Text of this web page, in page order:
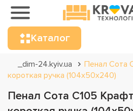
Каталог
_dim-24.kyiv.ua
Пенал Сота
короткая ручка (104х50х240)
Пенал Сота С105